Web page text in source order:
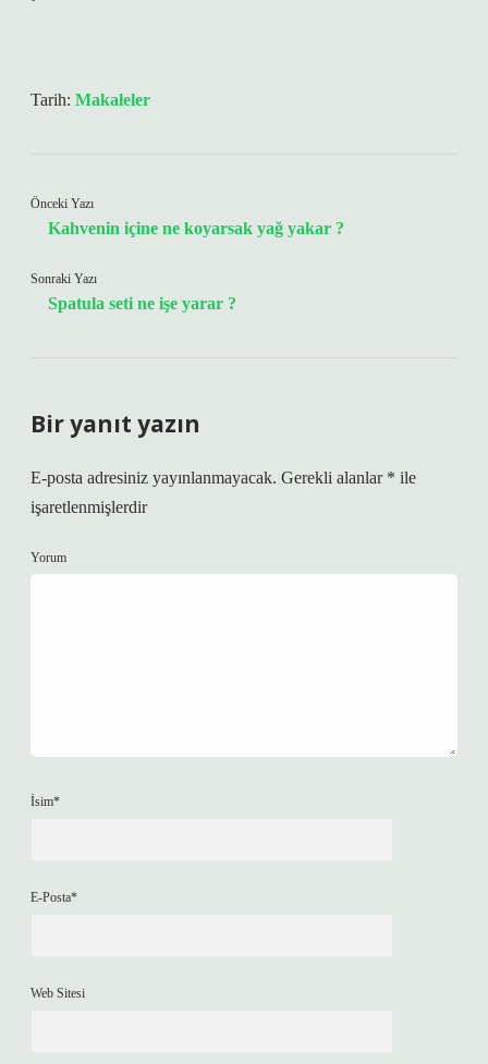
Tarih: Makaleler
Önceki Yazı
Kahvenin içine ne koyarsak yağ yakar ?
Sonraki Yazı
Spatula seti ne işe yarar ?
Bir yanıt yazın
E-posta adresiniz yayınlanmayacak. Gerekli alanlar * ile
işaretlenmişlerdir
Yorum
İsim*
E-Posta*
Web Sitesi